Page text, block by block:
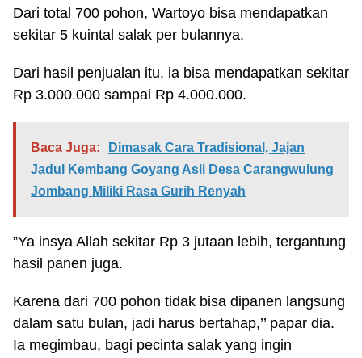
Dari total 700 pohon, Wartoyo bisa mendapatkan
sekitar 5 kuintal salak per bulannya.
Dari hasil penjualan itu, ia bisa mendapatkan sekitar
Rp 3.000.000 sampai Rp 4.000.000.
Baca Juga:
Dimasak Cara Tradisional, Jajan
Jadul Kembang Goyang Asli Desa Carangwulung
Jombang Miliki Rasa Gurih Renyah
”Ya insya Allah sekitar Rp 3 jutaan lebih, tergantung
hasil panen juga.
Karena dari 700 pohon tidak bisa dipanen langsung
dalam satu bulan, jadi harus bertahap,’’ papar dia.
Ia megimbau, bagi pecinta salak yang ingin